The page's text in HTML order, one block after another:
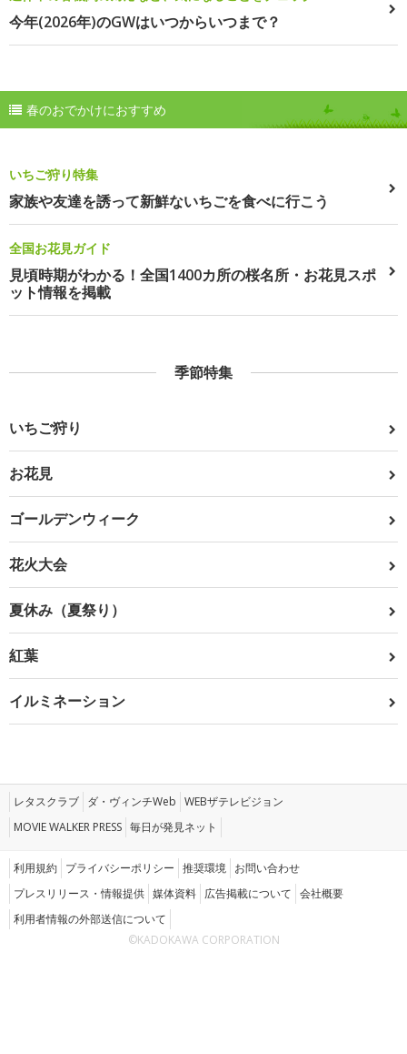
今年(2026年)のGWはいつからいつまで？
春のおでかけにおすすめ
いちご狩り特集
家族や友達を誘って新鮮ないちごを食べに行こう
全国お花見ガイド
見頃時期がわかる！全国1400カ所の桜名所・お花見スポ
ット情報を掲載
季節特集
いちご狩り
お花見
ゴールデンウィーク
花火大会
夏休み（夏祭り）
紅葉
イルミネーション
レタスクラブ ダ・ヴィンチWeb WEBザテレビジョン
MOVIE WALKER PRESS 毎日が発見ネット
利用規約 プライバシーポリシー 推奨環境 お問い合わせ
プレスリリース・情報提供 媒体資料 広告掲載について 会社概要
利用者情報の外部送信について
©KADOKAWA CORPORATION